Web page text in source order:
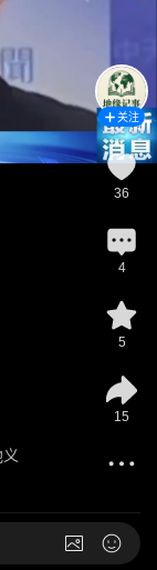
关注
36
4
5
15